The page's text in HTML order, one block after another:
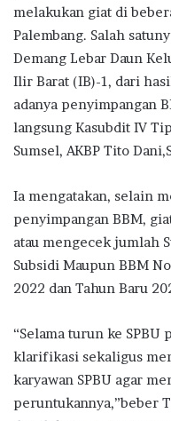
melakukan giat di
Palembang. Salah
Demang Lebar Daun
Ilir Barat (IB)-1, dari
adanya penyimpangan
langsung Kasubdit IV
Sumsel, AKBP Tito
Ia mengatakan, selain
penyimpangan BBM,
atau mengecek jumlah
Subsidi Maupun BBM
2022 dan Tahun Baru
“Selama turun ke SPBU
klarifikasi sekaligus
karyawan SPBU agar
peruntukannya,”beber